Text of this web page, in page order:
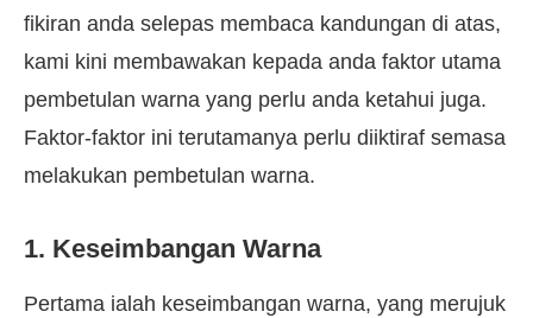
fikiran anda selepas membaca kandungan di atas,
kami kini membawakan kepada anda faktor utama
pembetulan warna yang perlu anda ketahui juga.
Faktor-faktor ini terutamanya perlu diiktiraf semasa
melakukan pembetulan warna.
1. Keseimbangan Warna
Pertama ialah keseimbangan warna, yang merujuk